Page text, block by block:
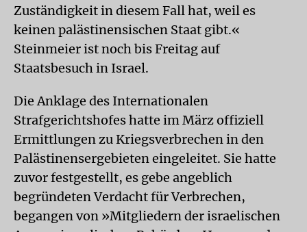
Zuständigkeit in diesem Fall hat, weil es
keinen palästinensischen Staat gibt.«
Steinmeier ist noch bis Freitag auf
Staatsbesuch in Israel.
Die Anklage des Internationalen
Strafgerichtshofes hatte im März offiziell
Ermittlungen zu Kriegsverbrechen in den
Palästinensergebieten eingeleitet. Sie hatte
zuvor festgestellt, es gebe angeblich
begründeten Verdacht für Verbrechen,
begangen von »Mitgliedern der israelischen